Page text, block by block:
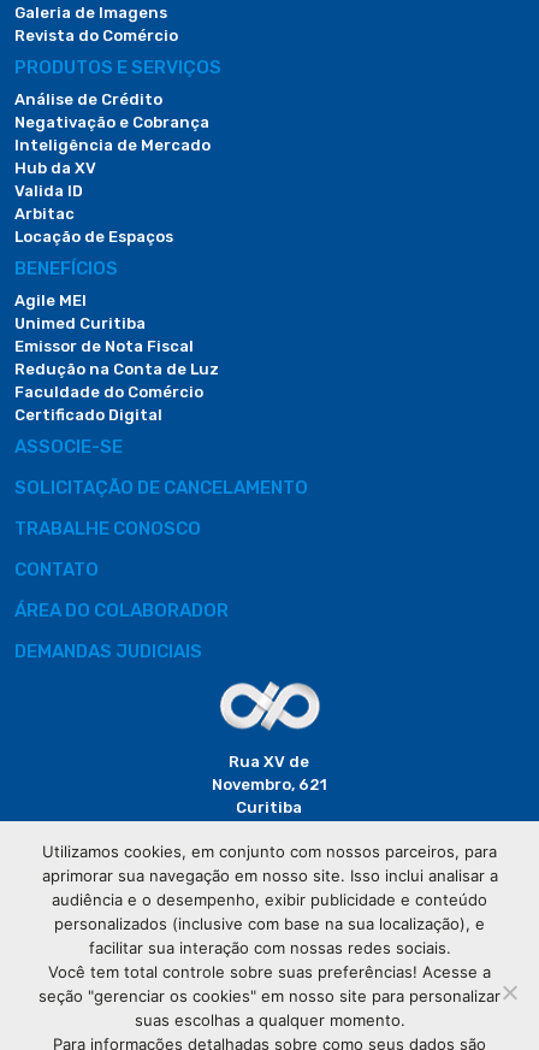
Galeria de Imagens
Revista do Comércio
PRODUTOS E SERVIÇOS
Análise de Crédito
Negativação e Cobrança
Inteligência de Mercado
Hub da XV
Valida ID
Arbitac
Locação de Espaços
BENEFÍCIOS
Agile MEI
Unimed Curitiba
Emissor de Nota Fiscal
Redução na Conta de Luz
Faculdade do Comércio
Certificado Digital
ASSOCIE-SE
SOLICITAÇÃO DE CANCELAMENTO
TRABALHE CONOSCO
CONTATO
ÁREA DO COLABORADOR
DEMANDAS JUDICIAIS
Rua XV de
Novembro, 621
Curitiba
(41) 3320-
2929
Utilizamos cookies, em conjunto com nossos parceiros, para
aprimorar sua navegação em nosso site. Isso inclui analisar a
audiência e o desempenho, exibir publicidade e conteúdo
personalizados (inclusive com base na sua localização), e
facilitar sua interação com nossas redes sociais.
Você tem total controle sobre suas preferências! Acesse a
seção "gerenciar os cookies" em nosso site para personalizar
suas escolhas a qualquer momento.
Para informações detalhadas sobre como seus dados são